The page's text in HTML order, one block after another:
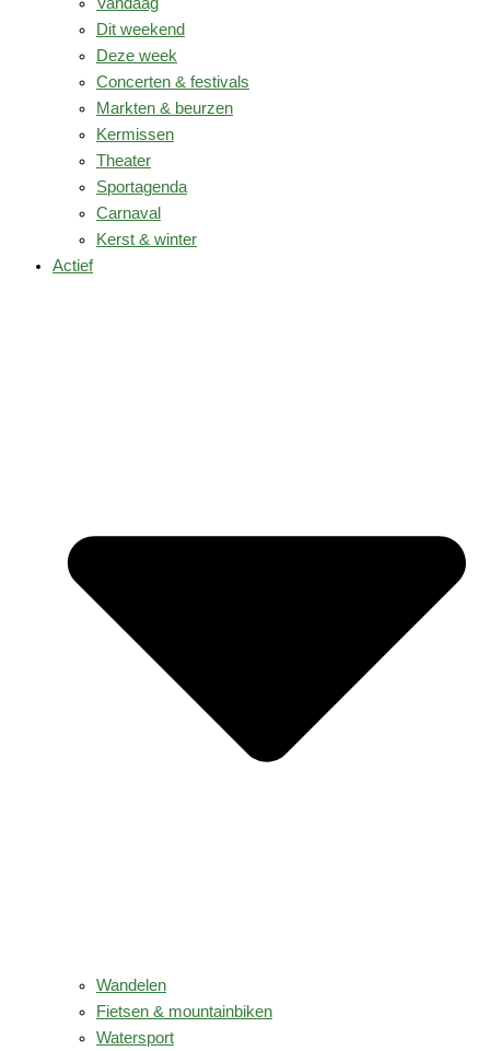
Dit weekend
Deze week
Concerten & festivals
Markten & beurzen
Kermissen
Theater
Sportagenda
Carnaval
Kerst & winter
Actief
Wandelen
Fietsen & mountainbiken
Watersport